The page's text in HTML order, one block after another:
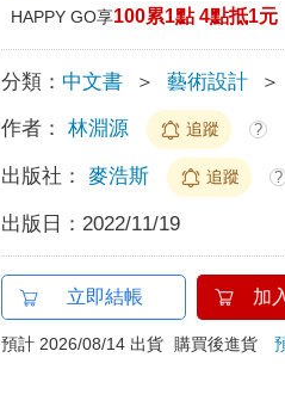
HAPPY GO享100累1點 4點抵1元
分類： 中文書 ＞ 藝術設計 ＞
作者： 林淵源 追蹤 ?
出版社： 麥浩斯 追蹤 ?
出版日： 2022/11/19
立即結帳 加
預計 2026/08/14 出貨 購買後進貨